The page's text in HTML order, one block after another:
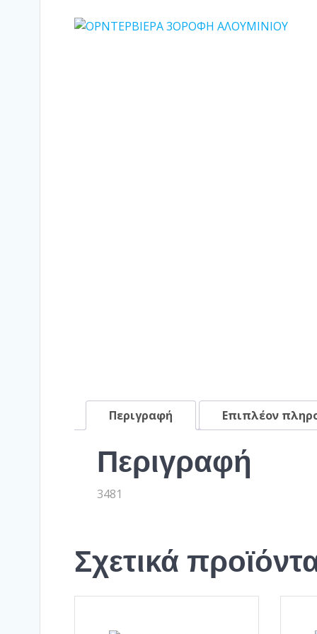
Περιγραφή
Επιπλέον
Περιγραφή
3481
Σχετικά